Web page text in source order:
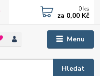
Menu
Hledat
0 ks
za 0,00 Kč